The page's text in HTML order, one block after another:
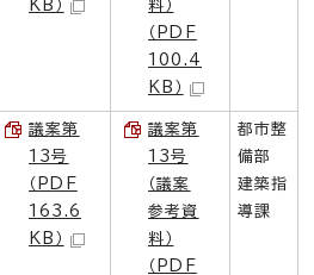
KB）
料）
（PDF
100.4
KB）
議案第
13号
（PDF
163.6
KB）
議案第
13号
（議案
参考資
料）
（PDF
都市整
備部
建築指
導課